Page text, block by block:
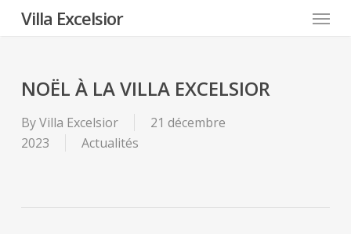
SkipVilla Excelsior Menu
NOËL À LA VILLA EXCELSIOR
ByVilla Excelsior
21 décembre
2023
Actualités